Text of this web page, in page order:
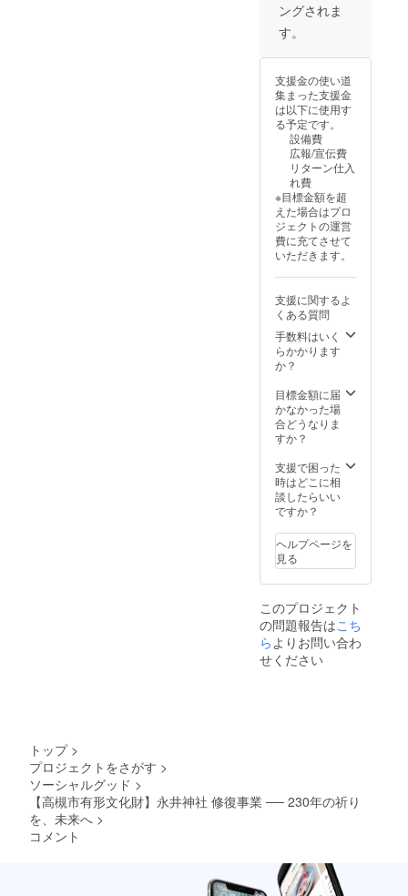
じもの
ません
ングされま
す。
支援金の使い道
集まった支援金
は以下に使用す
る予定です。
設備費
広報/宣伝費
リターン仕入
れ費
※目標金額を超
えた場合はプロ
ジェクトの運営
費に充てさせて
いただきます。
支援に関するよ
くある質問
手数料はいく
らかかります
か？
目標金額に届
かなかった場
合どうなりま
すか？
支援で困った
時はどこに相
談したらいい
ですか？
ヘルプページを
見る
このプロジェクト
の問題報告はこち
ら よりお問い合わ
せください
トップ >
プロジェクトをさがす >
ソーシャルグッド >
【高槻市有形文化財】永井神社 修復事業 ── 230年の祈り
を、未来へ >
コメント